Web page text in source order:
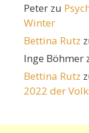
Peter zu
Winter
Bettina Rutz
Inge Böhmer
Bettina Rutz
2022 der